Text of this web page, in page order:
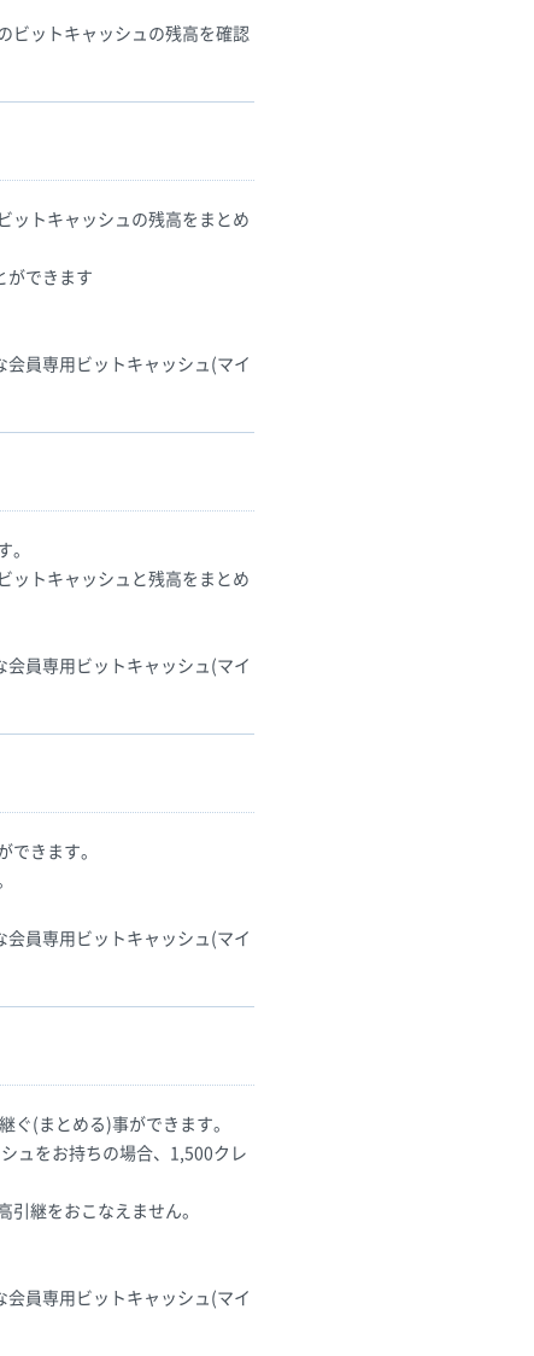
ビットキャッシュの残高を確認
ットキャッシュの残高をまとめ
ができます
会員専用ビットキャッシュ(マイ
。
ットキャッシュと残高をまとめ
会員専用ビットキャッシュ(マイ
できます。
会員専用ビットキャッシュ(マイ
ぐ(まとめる)事ができます。
ュをお持ちの場合、1,500クレ
引継をおこなえません。
会員専用ビットキャッシュ(マイ